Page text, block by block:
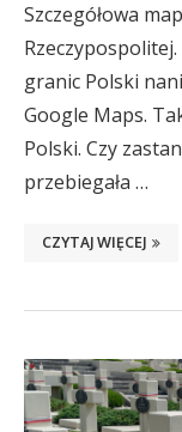
Szczegółowa
granic Polski
Google Maps.
Polski. Czy
przebiegała …
CZYTAJ WIĘCEJ